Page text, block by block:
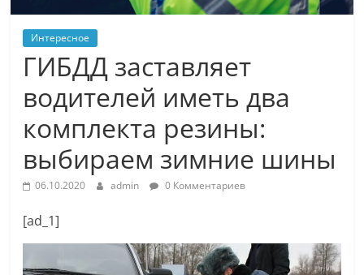
Интересное
ГИБДД заставляет
водителей иметь два
комплекта резины:
выбираем зимние шины
06.10.2020 admin 0 Комментариев
[ad_1]